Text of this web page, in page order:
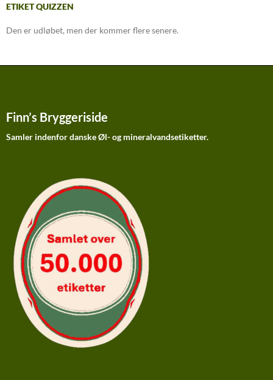
ETIKET QUIZZEN
Den er udløbet, men der kommer flere senere.
Finn’s Bryggeriside
Samler indenfor danske Øl- og mineralvandsetiketter.